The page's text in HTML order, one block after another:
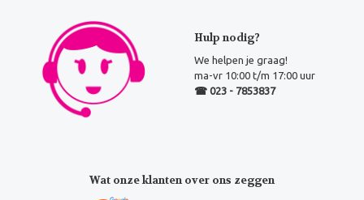
Hulp nodig?
We helpen je graag!
ma-vr 10:00 t/m 17:00 uur
☎ 023 - 7853837
Wat onze klanten over ons zeggen